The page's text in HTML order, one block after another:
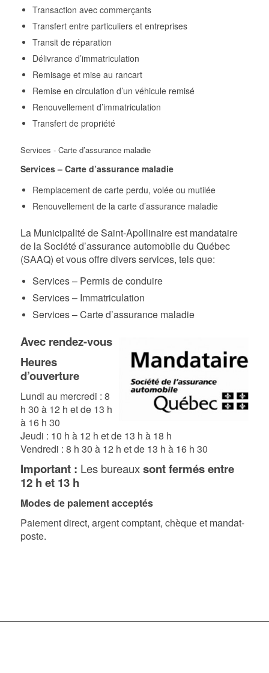
Transaction avec commerçants
Transfert entre particuliers et entreprises
Transit de réparation
Délivrance d’immatriculation
Remisage et mise au rancart
Remise en circulation d’un véhicule remisé
Renouvellement d’immatriculation
Transfert de propriété
Services - Carte d’assurance maladie
Services – Carte d’assurance maladie
Remplacement de carte perdu, volée ou mutilée
Renouvellement de la carte d’assurance maladie
La Municipalité de Saint-Apollinaire est mandataire
de la Société d’assurance automobile du Québec
(SAAQ) et vous offre divers services, tels que:
Services – Permis de conduire
Services – Immatriculation
Services – Carte d’assurance maladie
Avec rendez-vous
Heures
d’ouverture
Lundi au mercredi : 8
h 30 à 12 h et de 13 h
à 16 h 30
Jeudi : 10 h à 12 h et de 13 h à 18 h
Vendredi : 8 h 30 à 12 h et de 13 h à 16 h 30
Important : Les bureauxsont fermés entre
12 h et 13 h
Modes de paiement acceptés
Paiement direct, argent comptant, chèque et mandat-
poste.